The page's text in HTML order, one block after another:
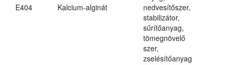
E404 Kalcium-alginát
nedvesítőszer,
stabilizátor,
sűrítőanyag,
tömegnövelő
szer,
zselésítőanyag